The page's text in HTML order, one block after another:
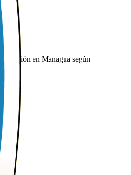
en Managua según